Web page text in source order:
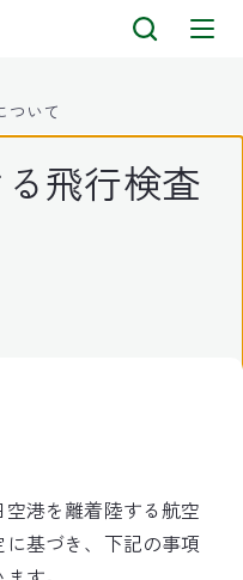
ついて
飛行検査
港を離着陸する航空
基づき、下記の事項